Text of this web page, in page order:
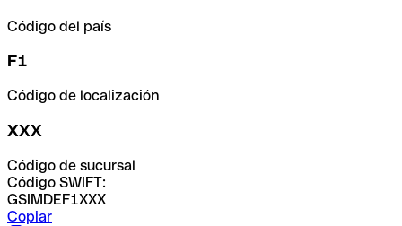
Código del país
F1
Código de localización
XXX
Código de sucursal
Código SWIFT:
GSIMDEF1XXX
Copiar